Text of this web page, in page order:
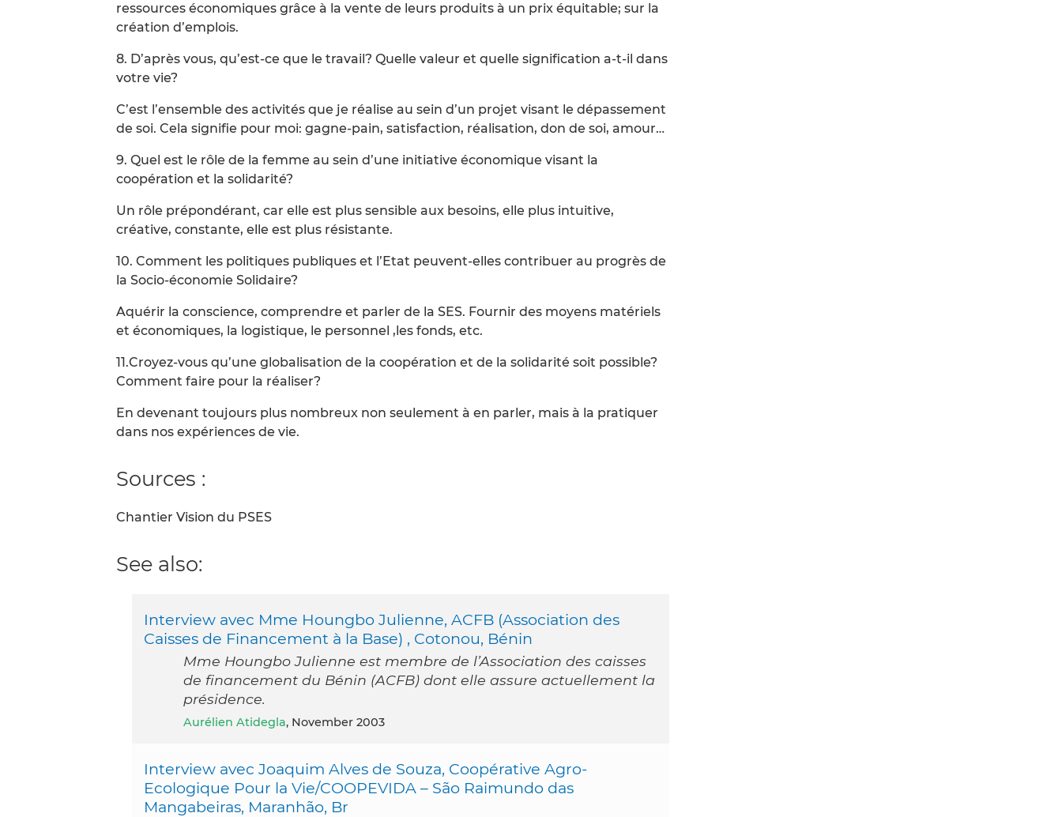
ressources économiques grâce à la vente de leurs produits à un prix équitable; sur la
création d’emplois.
8. D’après vous, qu’est-ce que le travail? Quelle valeur et quelle signification a-t-il dans
votre vie?
C’est l’ensemble des activités que je réalise au sein d’un projet visant le dépassement
de soi. Cela signifie pour moi: gagne-pain, satisfaction, réalisation, don de soi, amour…
9. Quel est le rôle de la femme au sein d’une initiative économique visant la
coopération et la solidarité?
Un rôle prépondérant, car elle est plus sensible aux besoins, elle plus intuitive,
créative, constante, elle est plus résistante.
10. Comment les politiques publiques et l’Etat peuvent-elles contribuer au progrès de
la Socio-économie Solidaire?
Aquérir la conscience, comprendre et parler de la SES. Fournir des moyens matériels
et économiques, la logistique, le personnel ,les fonds, etc.
11.Croyez-vous qu’une globalisation de la coopération et de la solidarité soit possible?
Comment faire pour la réaliser?
En devenant toujours plus nombreux non seulement à en parler, mais à la pratiquer
dans nos expériences de vie.
Sources :
Chantier Vision du PSES
See also:
Interview avec Mme Houngbo Julienne, ACFB (Association des
Caisses de Financement à la Base) , Cotonou, Bénin
Mme Houngbo Julienne est membre de l’Association des caisses
de financement du Bénin (ACFB) dont elle assure actuellement la
présidence.
Aurélien Atidegla, November 2003
Interview avec Joaquim Alves de Souza, Coopérative Agro-
Ecologique Pour la Vie/COOPEVIDA – São Raimundo das
Mangabeiras, Maranhão, Br